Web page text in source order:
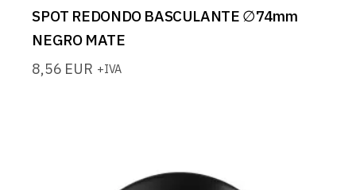
SPOT REDONDO BASCULANTE ∅74mm
NEGRO MATE
8,56 EUR +IVA